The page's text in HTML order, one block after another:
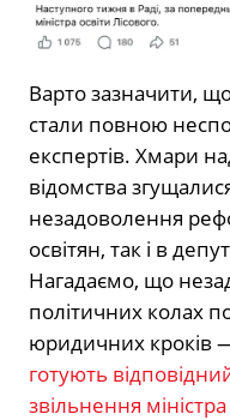
Варто зазначити, що
стали повною
експертів. Хмари
відомства
незадоволення
освітян, так і в
Нагадаємо, що
політичних колах
юридичних кроків
готують
звільнення